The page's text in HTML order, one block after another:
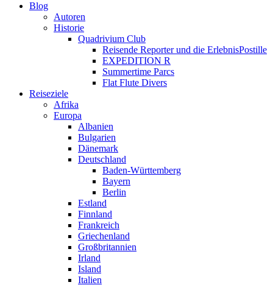
Blog
Autoren
Historie
Quadrivium Club
Reisende Reporter und die ErlebnisPostille
EXPEDITION R
Summertime Parcs
Flat Flute Divers
Reiseziele
Afrika
Europa
Albanien
Bulgarien
Dänemark
Deutschland
Baden-Württemberg
Bayern
Berlin
Estland
Finnland
Frankreich
Griechenland
Großbritannien
Irland
Island
Italien